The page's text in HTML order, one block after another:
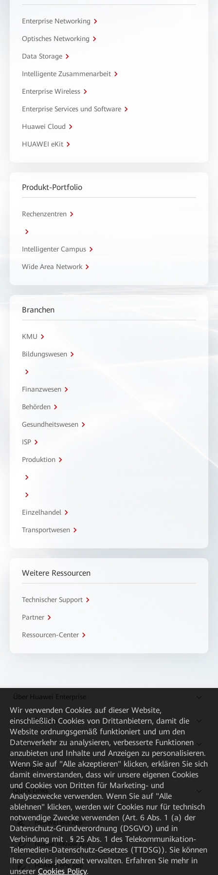
Enterprise Networking
Optisches Networking
Data Storage
Intelligente Zusammenarbeit
Enterprise Wireless
Enterprise Services und Software
Huawei Cloud
HUAWEI eKit
Produkt-Portfolio
Rechenzentren
Intelligenter Campus
Wide Area Network
Branchen
KMU
Bildungswesen
Finanzwesen
Behörden
Gesundheitswesen
ISP
Produktion
Einzelhandel
Transportwesen
Weitere Ressourcen
Technischer Support
Partner
Ressourcen-Center
Über Huawei Enterprise
Kaufanleitung
Partner
Ressourcen
Quick Links
HUAWEI eKit App
Huawei HiKnow App
HUAWEI eFly App
Wir verwenden Cookies auf dieser Website,
einschließlich Cookies von Drittanbietern, damit die
Website ordnungsgemäß funktioniert und um den
Datenverkehr zu analysieren, verbesserte Funktionen
anzubieten und Inhalte und Anzeigen zu personalisieren.
Wenn Sie auf "Alle akzeptieren" klicken, erklären Sie sich
damit einverstanden, dass wir unsere eigenen Cookies
und Cookies von Dritten für Marketing- und
Analysezwecke verwenden. Wenn Sie auf "Alle
ablehnen" klicken, werden wir Cookies nur für technisch
notwendige Zwecke verwenden (Art. 6 Abs. 1 (a) der
Datenschutz-Grundverordnung (DSGVO) und in
Verbindung mit . § 25 Abs. 1 des Telekommunikation-
Telemedien-Datenschutz-Gesetzes (TTDSG)). Sie können
Ihre Cookies jederzeit verwalten. Erfahren Sie mehr in
unserer Cookies Policy.